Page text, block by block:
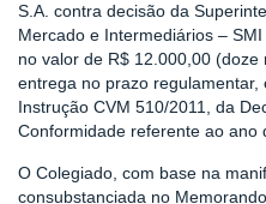
S.A. contra decisão da
Mercado e Intermediários –
no valor de R$ 12.000,00
entrega no prazo regulamentar,
Instrução CVM 510/2011, da
Conformidade referente ao ano
O Colegiado, com base na
consubstanciada no